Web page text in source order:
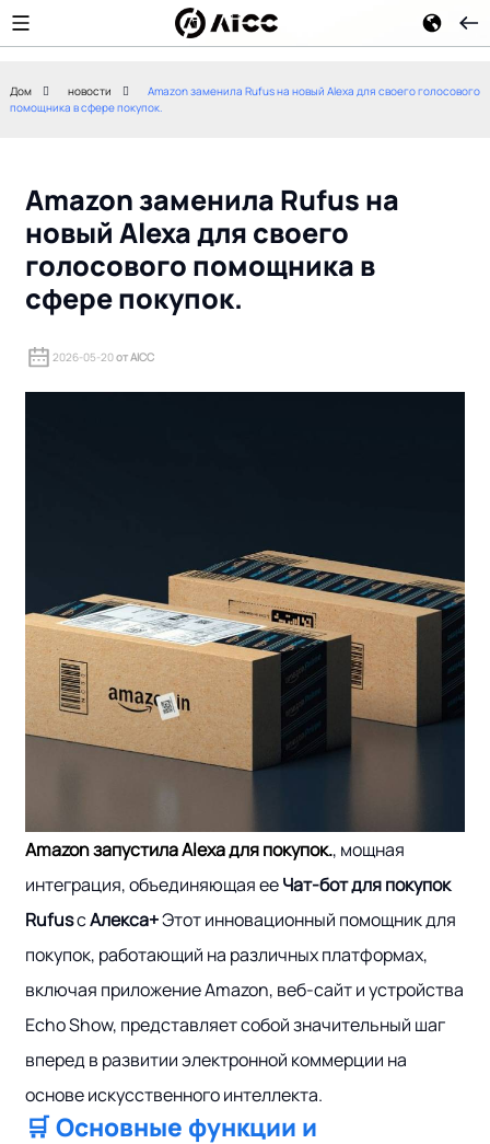
для будущего
Дом новости
Amazon заменила Rufus на новый Alexa для своего голосового
помощника в сфере покупок.
Amazon заменила Rufus на
новый Alexa для своего
голосового помощника в
сфере покупок.
2026-05-20от AICC
Amazon запустила Alexa для покупок., мощная
интеграция, объединяющая ееЧат-бот для покупок
RufusсАлекса+Этот инновационный помощник для
покупок, работающий на различных платформах,
включая приложение Amazon, веб-сайт и устройства
Echo Show, представляет собой значительный шаг
вперед в развитии электронной коммерции на
основе искусственного интеллекта.
🛒 Основные функции и